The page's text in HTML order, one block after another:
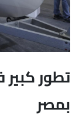
تطور
بمصر